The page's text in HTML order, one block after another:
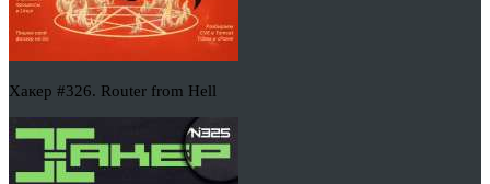
Хакер #326. Router from Hell